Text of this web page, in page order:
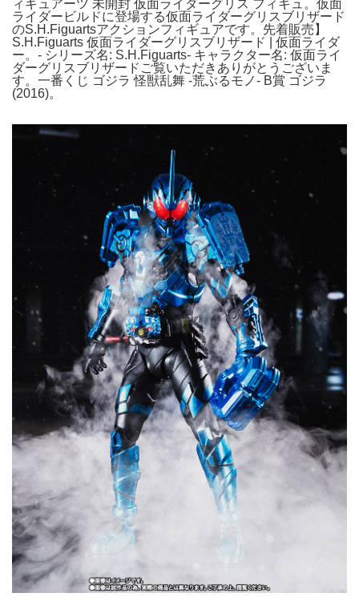
ィギュアーツ 未開封 仮面ライダーグリス フィギュ。仮面
ライダービルドに登場する仮面ライダーグリスブリザード
のS.H.Figuartsアクションフィギュアです。先着販売】
S.H.Figuarts 仮面ライダーグリスブリザード | 仮面ライダ
ー。- シリーズ名: S.H.Figuarts- キャラクター名: 仮面ライ
ダーグリスブリザードご覧いただきありがとうございま
す。一番くじ ゴジラ 怪獣乱舞 -荒ぶるモノ- B賞 ゴジラ
(2016)。